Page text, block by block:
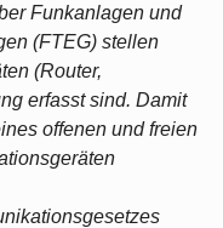
Funkanlagen und
(FTEG) stellen
(Router,
erfasst sind. Damit
offenen und freien